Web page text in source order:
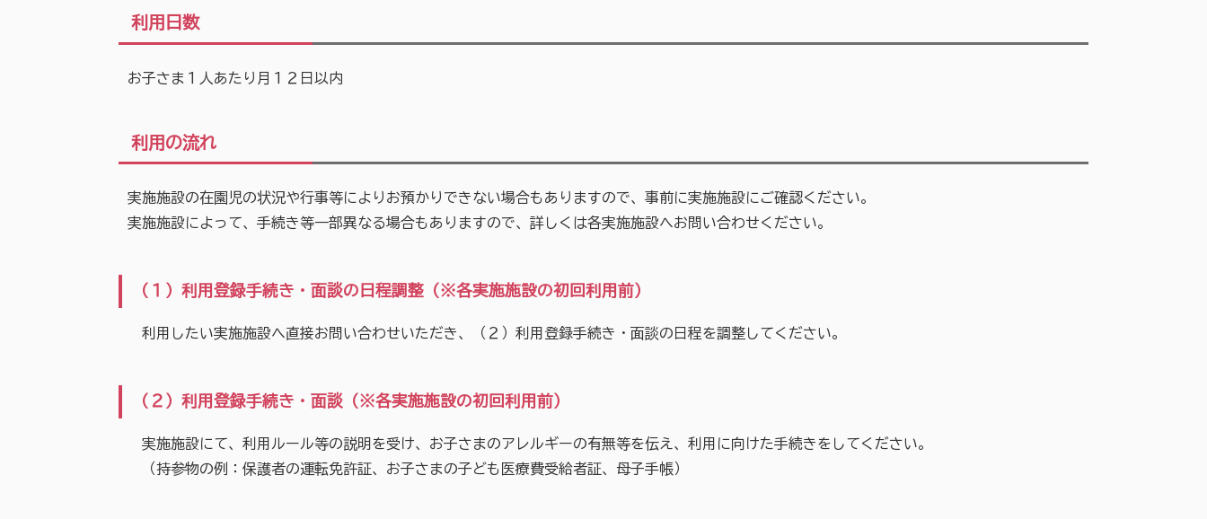
利用日数
お子さま１人あたり月１２日以内
利用の流れ
実施施設の在園児の状況や行事等によりお預かりできない場合もありますので、事前に実施施設にご確認ください。
実施施設によって、手続き等一部異なる場合もありますので、詳しくは各実施施設へお問い合わせください。
（１）利用登録手続き・面談の日程調整（※各実施施設の初回利用前）
利用したい実施施設へ直接お問い合わせいただき、（２）利用登録手続き・面談の日程を調整してください。
（２）利用登録手続き・面談（※各実施施設の初回利用前）
実施施設にて、利用ルール等の説明を受け、お子さまのアレルギーの有無等を伝え、利用に向けた手続きをしてください。
（持参物の例：保護者の運転免許証、お子さまの子ども医療費受給者証、母子手帳）